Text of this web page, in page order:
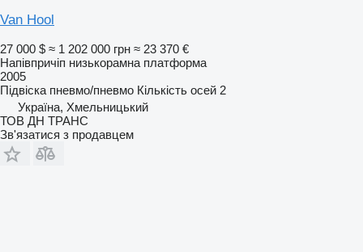
Van Hool
27 000 $ ≈ 1 202 000 грн ≈ 23 370 €
Напівпричіп низькорамна платформа
2005
Підвіска пневмо/пневмо Кількість осей 2
Україна, Хмельницький
ТОВ ДН ТРАНС
Зв'язатися з продавцем